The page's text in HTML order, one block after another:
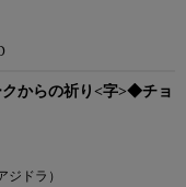
からの祈り<字>◆チョ
ドラ）